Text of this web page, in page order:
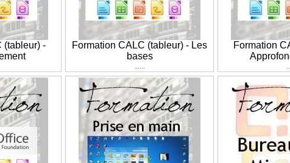
(tableur) -
Formation CALC (tableur) - Les
bases
......
Formation